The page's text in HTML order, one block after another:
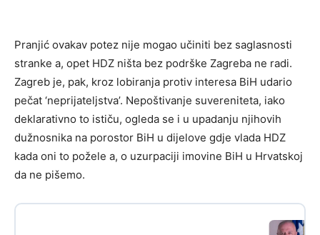
Pranjić ovakav potez nije mogao učiniti bez saglasnosti
stranke a, opet HDZ ništa bez podrške Zagreba ne radi.
Zagreb je, pak, kroz lobiranja protiv interesa BiH udario
pečat ‘neprijateljstva’. Nepoštivanje suvereniteta, iako
deklarativno to ističu, ogleda se i u upadanju njihovih
dužnosnika na porostor BiH u dijelove gdje vlada HDZ
kada oni to požele a, o uzurpaciji imovine BiH u Hrvatskoj
da ne pišemo.